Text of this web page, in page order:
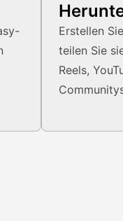
Erstellen
teilen Sie
Reels,